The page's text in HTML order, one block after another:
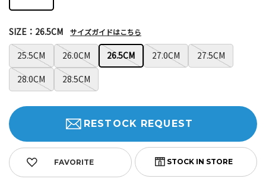
25.5CM 26.0CM 26.5CM 27.0CM
27.5CM
28.0CM
28.5CM
SIZE：26.5CM サイズガイドはこちら
FAVORITE
RESTOCK REQUEST